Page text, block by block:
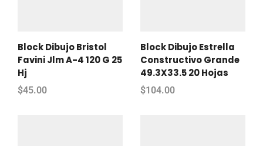
Block Dibujo Bristol
Favini Jlm A-4 120 G 25
Hj
$45.00
Block Dibujo Estrella
Constructivo Grande
49.3X33.5 20 Hojas
$104.00